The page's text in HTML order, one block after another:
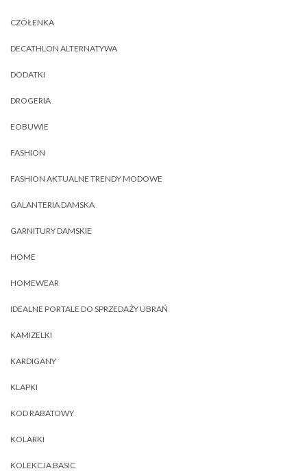
CZÓŁENKA
DECATHLON ALTERNATYWA
DODATKI
DROGERIA
EOBUWIE
FASHION
FASHION AKTUALNE TRENDY MODOWE
GALANTERIA DAMSKA
GARNITURY DAMSKIE
HOME
HOMEWEAR
IDEALNE PORTALE DO SPRZEDAŻY UBRAŃ
KAMIZELKI
KARDIGANY
KLAPKI
KOD RABATOWY
KOLARKI
KOLEKCJA BASIC